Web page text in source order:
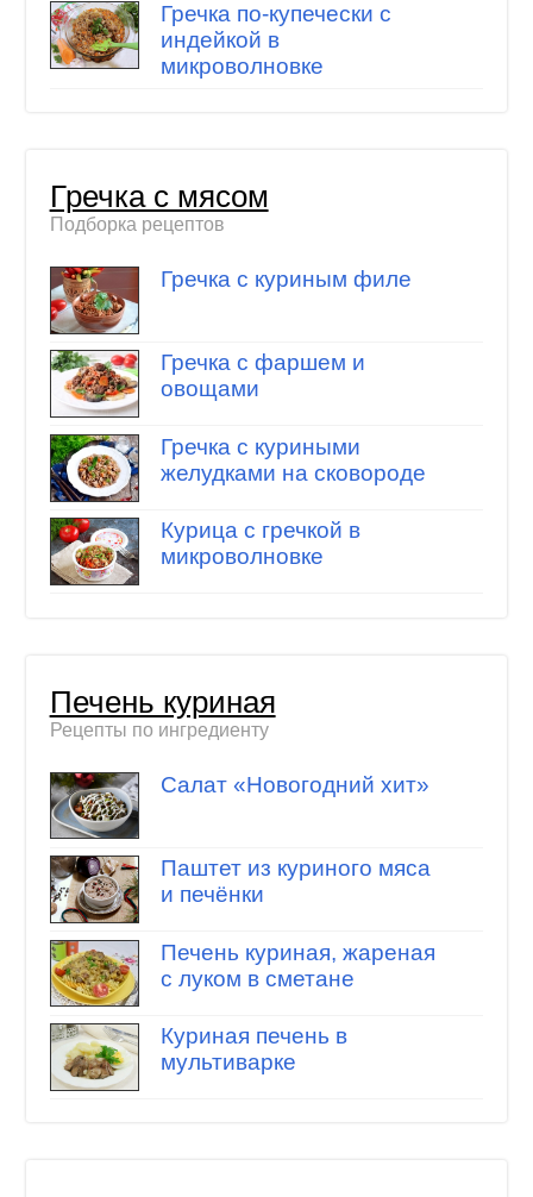
Гречка по-купечески с
индейкой в
микроволновке
Гречка с мясом
Подборка рецептов
Гречка с куриным филе
Гречка с фаршем и
овощами
Гречка с куриными
желудками на сковороде
Курица с гречкой в
микроволновке
Печень куриная
Рецепты по ингредиенту
Салат «Новогодний хит»
Паштет из куриного мяса
и печёнки
Печень куриная, жареная
с луком в сметане
Куриная печень в
мультиварке